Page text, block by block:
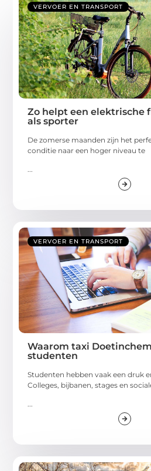
VERVOER EN TRANSPORT
Zo helpt een elektrische
als sporter
De zomerse maanden zijn het
conditie naar een hoger niveau te
...
VERVOER EN TRANSPORT
Waarom taxi
studenten
Studenten hebben vaak een druk
Colleges, bijbanen, stages en
...